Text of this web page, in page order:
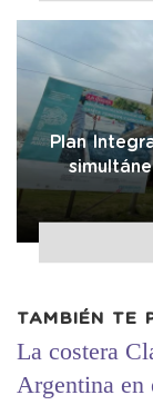
Plan
TAMBIÉN TE
La costera
Argentina